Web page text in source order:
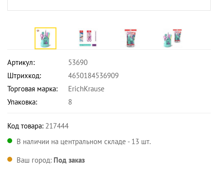
Артикул:
53690
Штрихкод:
4650184536909
Торговая марка:
ErichKrause
Упаковка:
8
Код товара: 217444
В наличии на центральном складе - 13 шт.
Ваш город: Под заказ